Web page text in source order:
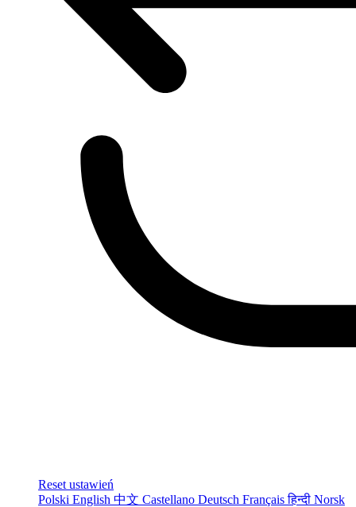
Reset ustawień
Polski English 中文 Castellano Deutsch Françaisहिन्दी Norsk